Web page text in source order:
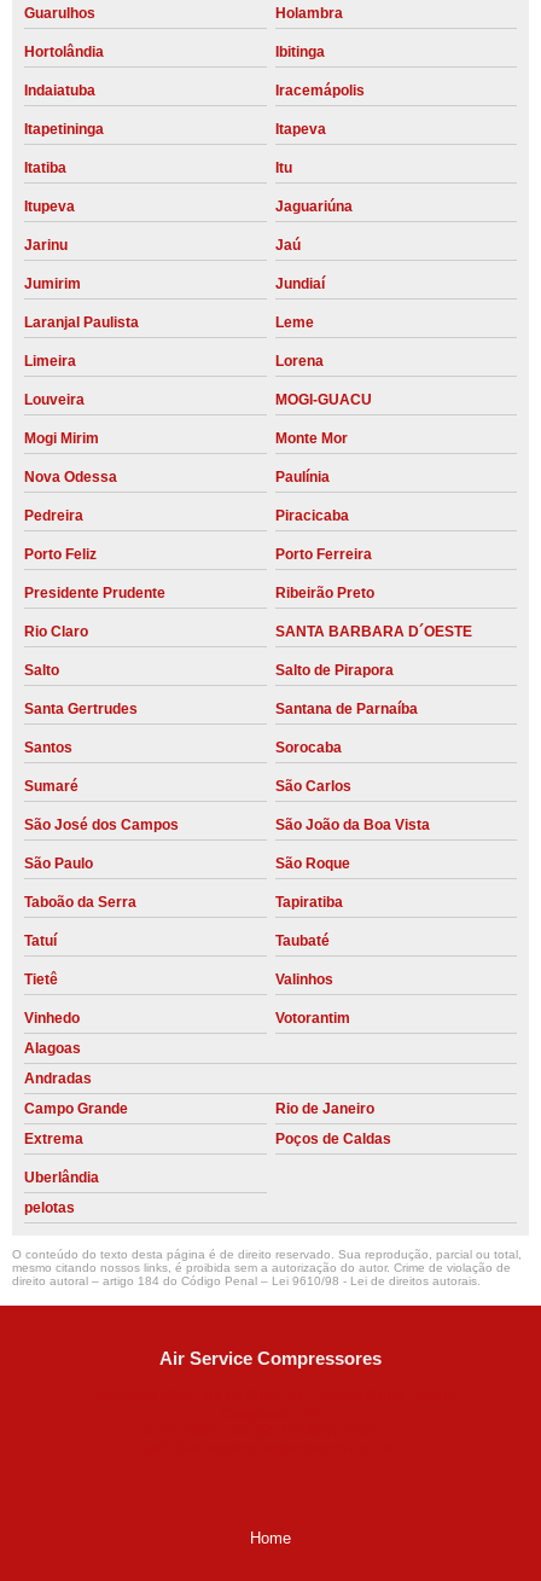
Guarulhos Holambra
Hortolândia Ibitinga
Indaiatuba Iracemápolis
Itapetininga Itapeva
Itatiba Itu
Itupeva Jaguariúna
Jarinu Jaú
Jumirim Jundiaí
Laranjal Paulista Leme
Limeira Lorena
Louveira MOGI-GUACU
Mogi Mirim Monte Mor
Nova Odessa Paulínia
Pedreira Piracicaba
Porto Feliz Porto Ferreira
Presidente Prudente Ribeirão Preto
Rio Claro SANTA BARBARA D´OESTE
Salto Salto de Pirapora
Santa Gertrudes Santana de Parnaíba
Santos Sorocaba
Sumaré São Carlos
São José dos Campos São João da Boa Vista
São Paulo São Roque
Taboão da Serra Tapiratiba
Tatuí Taubaté
Tietê Valinhos
Vinhedo
Votorantim
Alagoas
Andradas
Campo Grande
Rio de Janeiro
Extrema
Poços de Caldas
Uberlândia
pelotas
O conteúdo do texto desta página é de direito reservado. Sua reprodução, parcial ou total,
mesmo citando nossos links, é proibida sem a autorização do autor. Crime de violação de
direito autoral – artigo 184 do Código Penal – Lei 9610/98 - Lei de direitos autorais.
Air Service Compressores
Home